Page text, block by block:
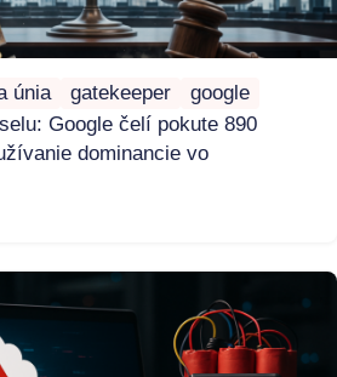
únia gatekeeper
google
Google čelí pokute 890
dominancie vo